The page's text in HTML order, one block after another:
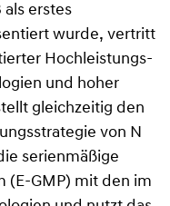
als erstes
wurde, vertritt
Hochleistungs-
und hoher
gleichzeitig den
von N
serienmäßige
(E-GMP) mit den im